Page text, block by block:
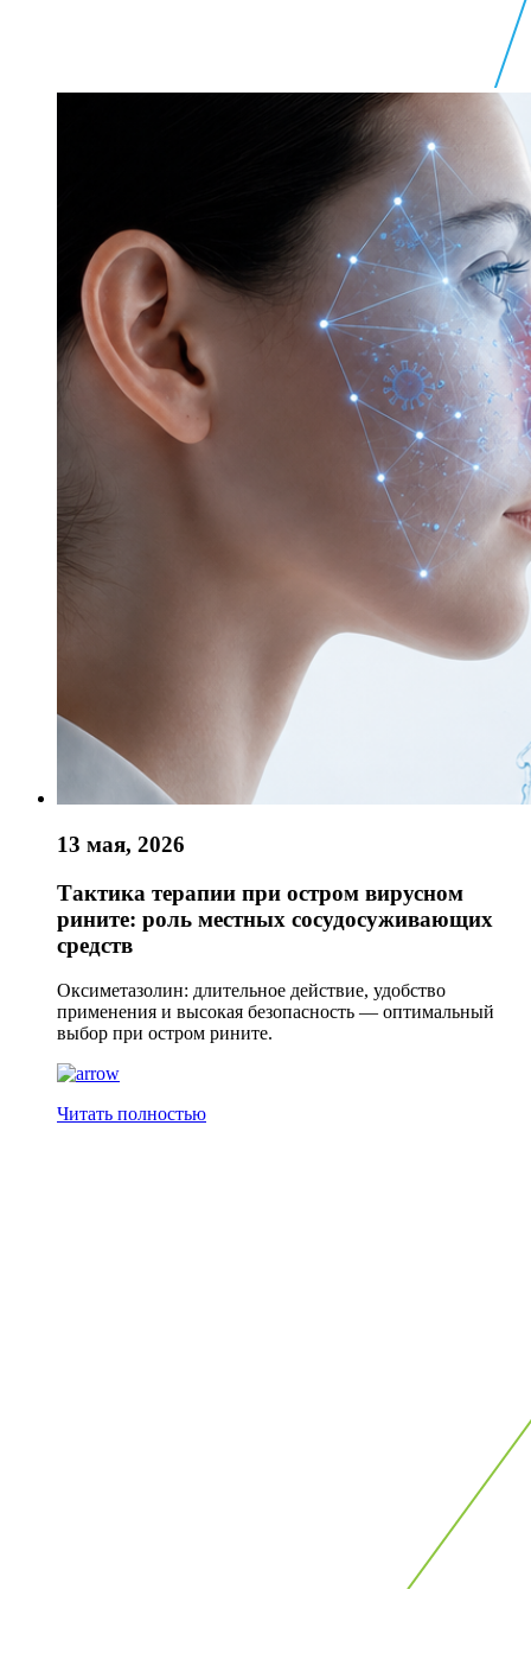
13 мая, 2026
Тактика терапии при остром вирусном
рините: роль местных сосудосуживающих
средств
Оксиметазолин: длительное действие, удобство
применения и высокая безопасность — оптимальный
выбор при остром рините.
Читать полностью